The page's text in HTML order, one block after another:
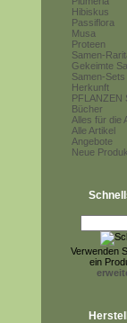
Hibiskus
Passiflora
Musa
Proteen
Samen-
Gekeimte
Samen-Sets
Herkunft
PFLANZEN
Bücher
Alles für die
Alle Artikel
Angebote
Neue
Verwenden
ein